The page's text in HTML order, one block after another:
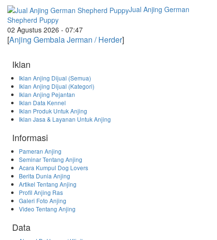
Jual Anjing German
Shepherd Puppy
02 Agustus 2026 - 07:47
[Anjing Gembala Jerman / Herder]
Iklan
Iklan Anjing Dijual (Semua)
Iklan Anjing Dijual (Kategori)
Iklan Anjing Pejantan
Iklan Data Kennel
Iklan Produk Untuk Anjing
Iklan Jasa & Layanan Untuk Anjing
Informasi
Pameran Anjing
Seminar Tentang Anjing
Acara Kumpul Dog Lovers
Berita Dunia Anjing
Artikel Tentang Anjing
Profil Anjing Ras
Galeri Foto Anjing
Video Tentang Anjing
Data